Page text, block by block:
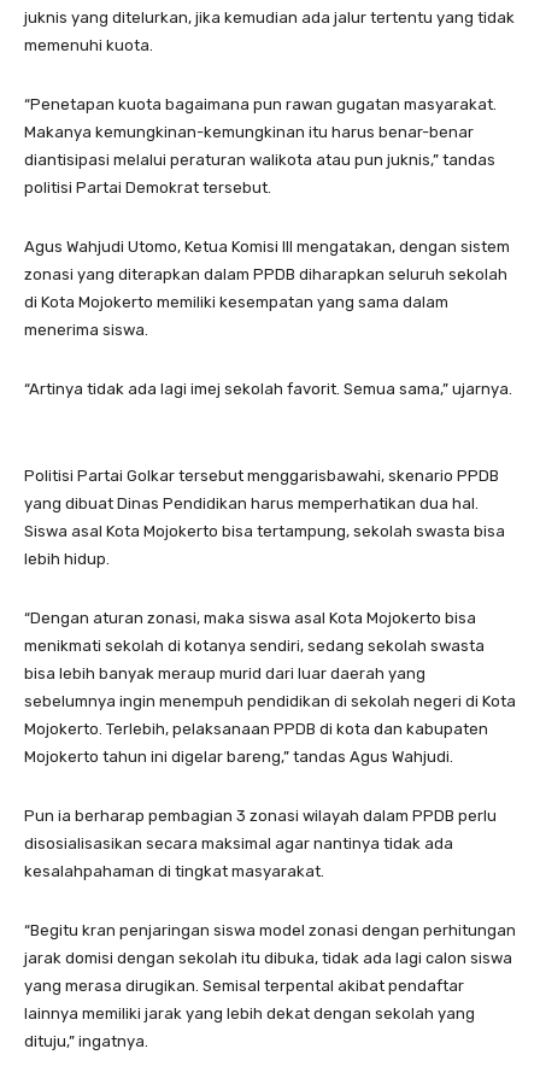
juknis yang ditelurkan, jika kemudian ada jalur tertentu yang tidak
memenuhi kuota.
“Penetapan kuota bagaimana pun rawan gugatan masyarakat.
Makanya kemungkinan-kemungkinan itu harus benar-benar
diantisipasi melalui peraturan walikota atau pun juknis,” tandas
politisi Partai Demokrat tersebut.
Agus Wahjudi Utomo, Ketua Komisi III mengatakan, dengan sistem
zonasi yang diterapkan dalam PPDB diharapkan seluruh sekolah
di Kota Mojokerto memiliki kesempatan yang sama dalam
menerima siswa.
“Artinya tidak ada lagi imej sekolah favorit. Semua sama,” ujarnya.
Politisi Partai Golkar tersebut menggarisbawahi, skenario PPDB
yang dibuat Dinas Pendidikan harus memperhatikan dua hal.
Siswa asal Kota Mojokerto bisa tertampung, sekolah swasta bisa
lebih hidup.
“Dengan aturan zonasi, maka siswa asal Kota Mojokerto bisa
menikmati sekolah di kotanya sendiri, sedang sekolah swasta
bisa lebih banyak meraup murid dari luar daerah yang
sebelumnya ingin menempuh pendidikan di sekolah negeri di Kota
Mojokerto. Terlebih, pelaksanaan PPDB di kota dan kabupaten
Mojokerto tahun ini digelar bareng,” tandas Agus Wahjudi.
Pun ia berharap pembagian 3 zonasi wilayah dalam PPDB perlu
disosialisasikan secara maksimal agar nantinya tidak ada
kesalahpahaman di tingkat masyarakat.
“Begitu kran penjaringan siswa model zonasi dengan perhitungan
jarak domisi dengan sekolah itu dibuka, tidak ada lagi calon siswa
yang merasa dirugikan. Semisal terpental akibat pendaftar
lainnya memiliki jarak yang lebih dekat dengan sekolah yang
dituju,” ingatnya.